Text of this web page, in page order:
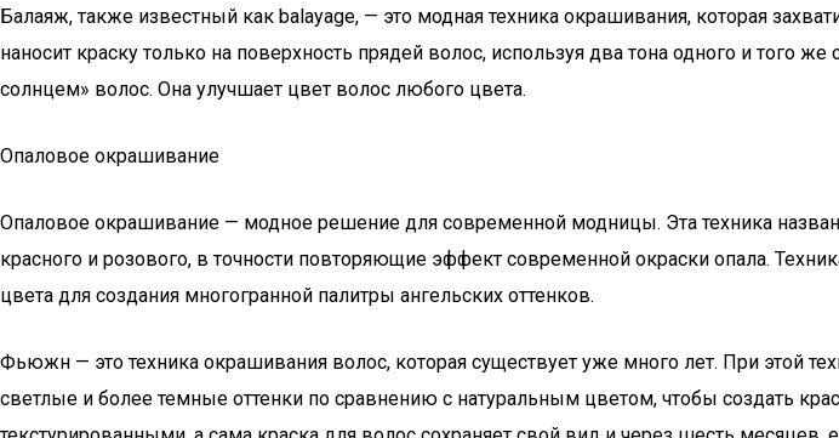
Балаяж, также известный как balayage, — это модная техника окрашивания, которая
наносит краску только на поверхность прядей волос, используя два тона одного и того
солнцем» волос. Она улучшает цвет волос любого цвета.
Опаловое окрашивание
Опаловое окрашивание — модное решение для современной модницы. Эта техника
красного и розового, в точности повторяющие эффект современной окраски опала.
цвета для создания многогранной палитры ангельских оттенков.
Фьюжн — это техника окрашивания волос, которая существует уже много лет. При этой
светлые и более темные оттенки по сравнению с натуральным цветом, чтобы создать